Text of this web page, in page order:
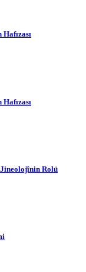
Jineolojînin Rolü